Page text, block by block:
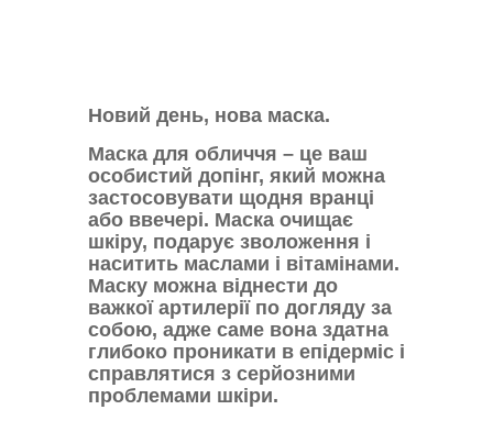
Новий день, нова маска.
Маска для обличчя – це ваш
особистий допінг, який можна
застосовувати щодня вранці
або ввечері. Маска очищає
шкіру, подарує зволоження і
наситить маслами і вітамінами.
Маску можна віднести до
важкої артилерії по догляду за
собою, адже саме вона здатна
глибоко проникати в епідерміс і
справлятися з серйозними
проблемами шкіри.